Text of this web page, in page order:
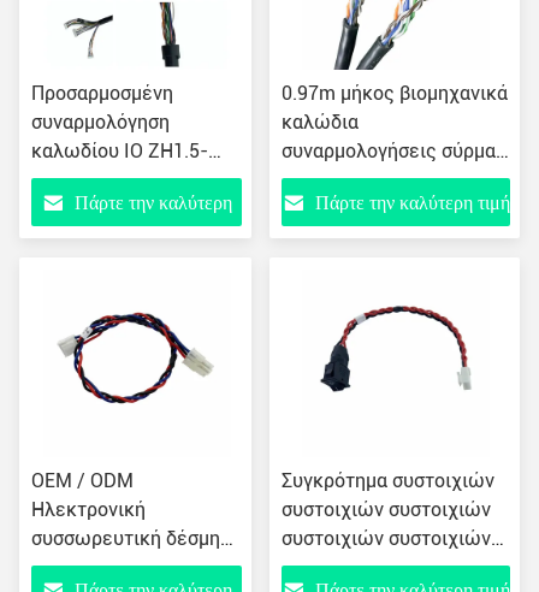
Προσαρμοσμένη
συναρμολόγηση
καλωδίου IO ZH1.5-
8PIN MX1.25-10/12PIN
για κάμερα drone
Πάρτε την καλύτερη
0.97m μήκος βιομηχανικά
καλώδια
συναρμολογήσεις σύρμα
σχοινί προσαρμοσμένη
ασπίδα θόλωμα
Πάρτε την καλύτερη τιμή
OEM / ODM
Ηλεκτρονική
συσσωρευτική δέσμη
καλωδίου στροφής
Συγκρότημα συστοιχιών
συστοιχιών συστοιχιών
συστοιχιών συστοιχιών
συστοιχιών